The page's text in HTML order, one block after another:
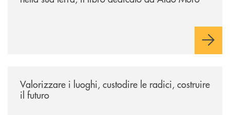
Valorizzare i luoghi, custodire le radici, costruire
il futuro